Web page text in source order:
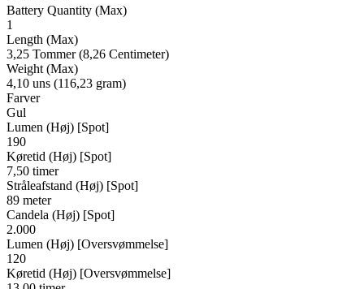
Battery Quantity (Max)
1
Length (Max)
3,25 Tommer (8,26 Centimeter)
Weight (Max)
4,10 uns (116,23 gram)
Farver
Gul
Lumen (Høj) [Spot]
190
Køretid (Høj) [Spot]
7,50 timer
Stråleafstand (Høj) [Spot]
89 meter
Candela (Høj) [Spot]
2.000
Lumen (Høj) [Oversvømmelse]
120
Køretid (Høj) [Oversvømmelse]